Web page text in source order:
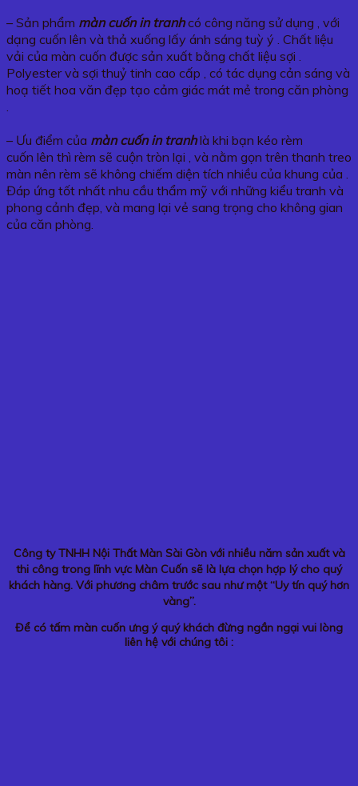
– Sản phẩm màn cuốn in tranhcó công năng sử dụng , với
dạng cuốn lên và thả xuống lấy ánh sáng tuỳ ý . Chất liệu
vải của màn cuốn được sản xuất bằng chất liệu sợi .
Polyester và sợi thuỷ tinh cao cấp , có tác dụng cản sáng và
hoạ tiết hoa văn đẹp tạo cảm giác mát mẻ trong căn phòng
– Ưu điểm của màn cuốn in tranhlà khi bạn kéo rèm
cuốn lên thì rèm sẽ cuộn tròn lại , và nằm gọn trên thanh treo
màn nên rèm sẽ không chiếm diện tích nhiều của khung của .
Đáp ứng tốt nhất nhu cầu thẩm mỹ với những kiểu tranh và
phong cảnh đẹp, và mang lại vẻ sang trọng cho không gian
của căn phòng.
Công ty TNHH Nội Thất Màn Sài Gòn với nhiều năm sản xuất và
thi công trong lĩnh vực Màn Cuốn sẽ là lựa chọn hợp lý cho quý
khách hàng. Với phương châm trước sau như một “Uy tín quý hơn
vàng”.
Để có tấm màn cuốn ưng ý quý khách đừng ngần ngại vui lòng
liên hệ với chúng tôi :